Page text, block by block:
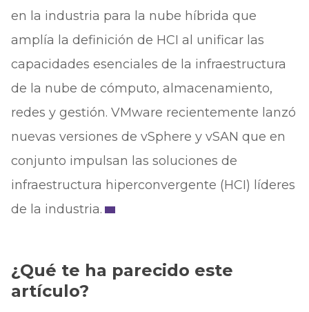
en la industria para la nube híbrida que
amplía la definición de HCI al unificar las
capacidades esenciales de la infraestructura
de la nube de cómputo, almacenamiento,
redes y gestión. VMware recientemente lanzó
nuevas versiones de vSphere y vSAN que en
conjunto impulsan las soluciones de
infraestructura hiperconvergente (HCI) líderes
de la industria.
¿Qué te ha parecido este
artículo?